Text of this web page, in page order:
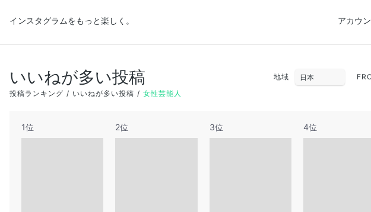
インスタグラムをもっと楽しく。 アカウ
いいねが多い投稿 地域
投稿ランキング いいねが多い投稿 女性芸能人
1位 2位 3位 4位